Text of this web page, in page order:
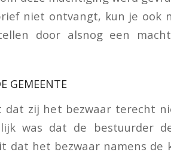
niet ontvangt, kun je ook
door alsnog een
GEMEENTE
dat zij het bezwaar terecht
was dat de bestuurder
dat het bezwaar namens de